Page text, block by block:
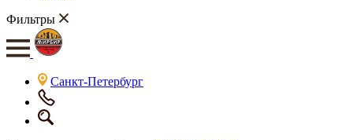
Фильтры
Санкт-Петербург